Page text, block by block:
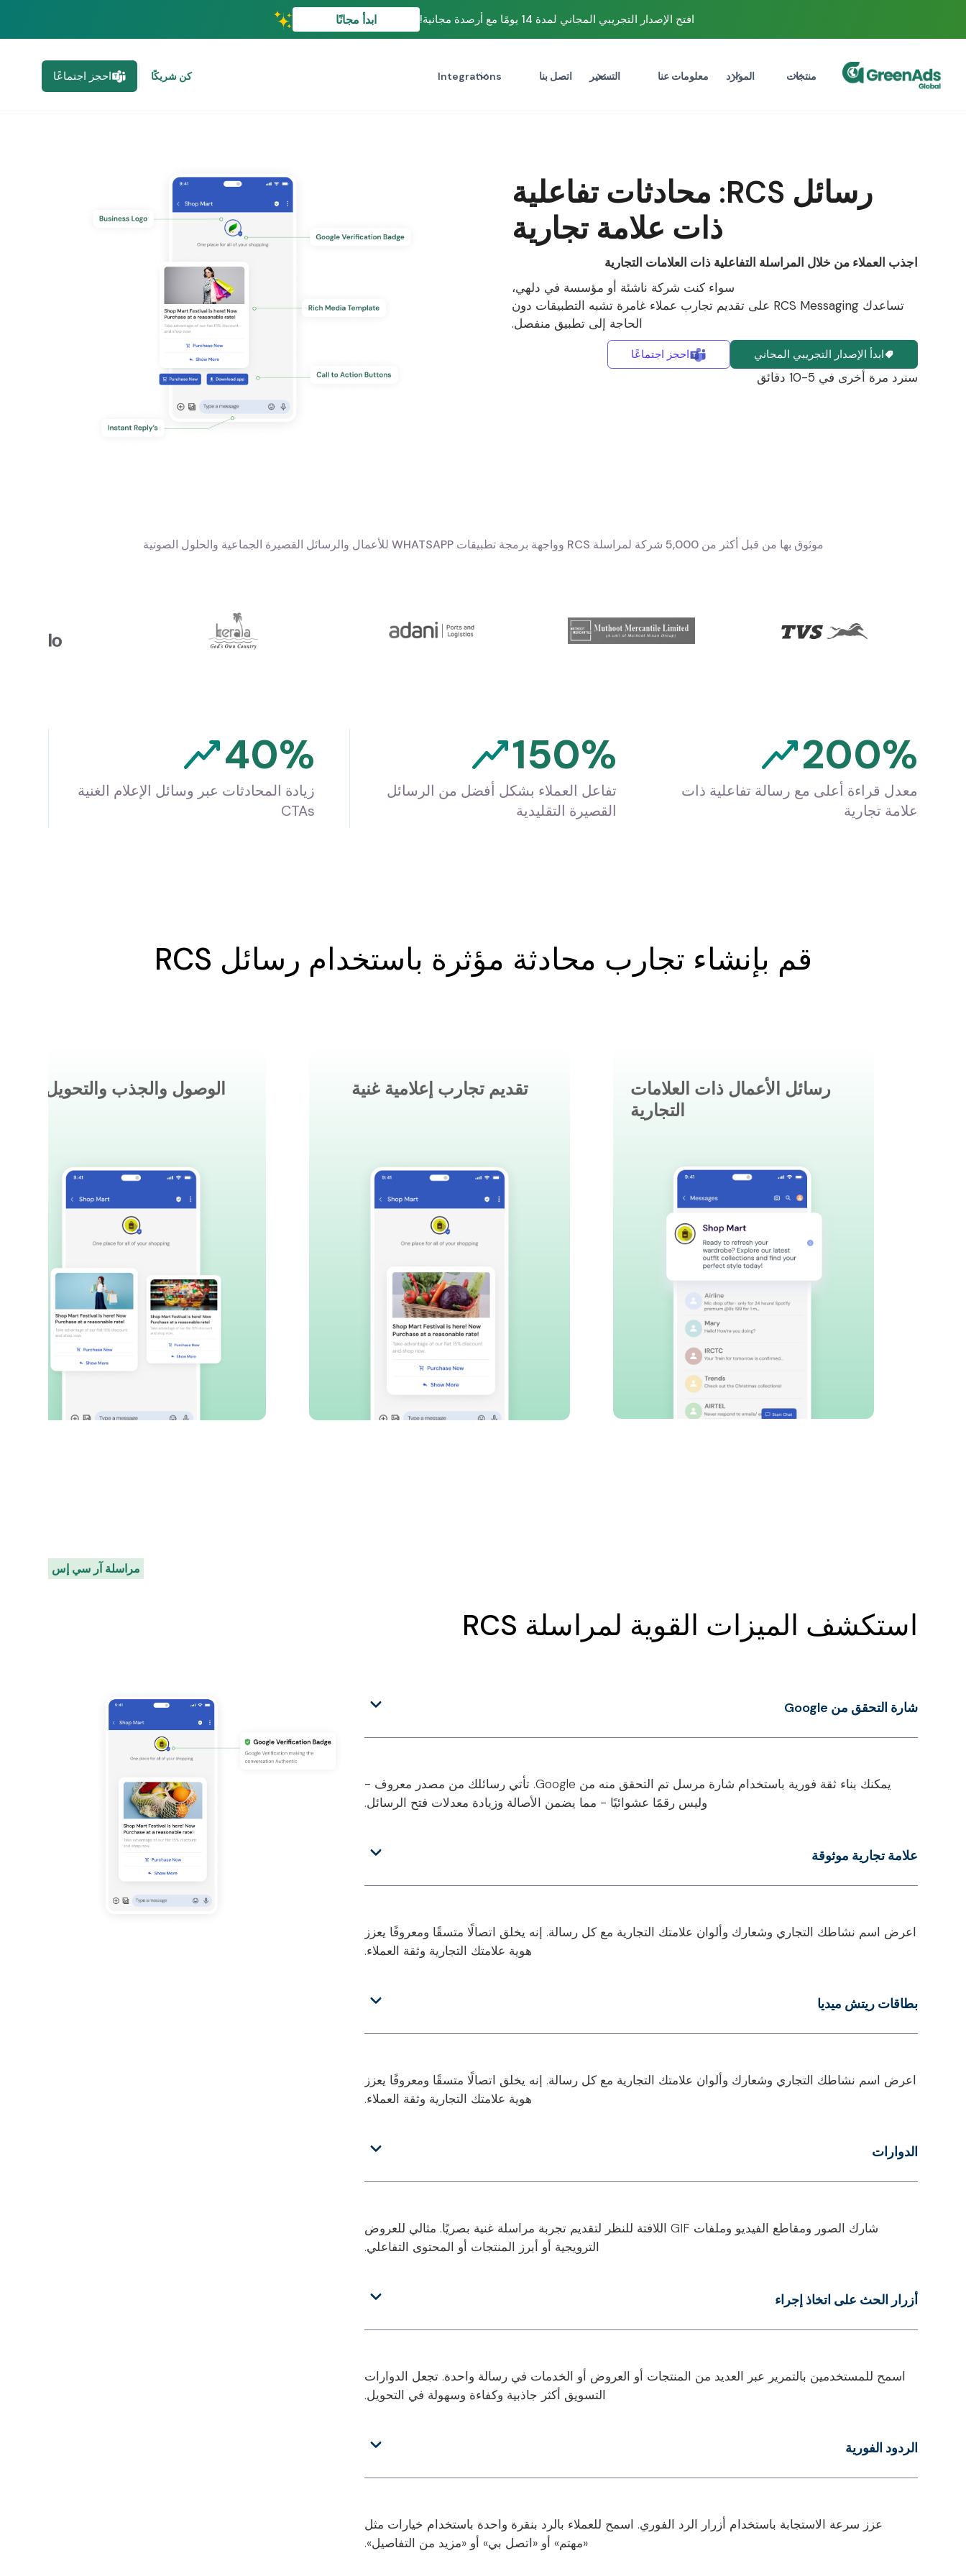
افتح الإصدار التجريبي المجاني لمدة 14 يومًا مع أرصدة مجانية! ابدأ مجانًا
منتجات الموارد معلومات عنا التسعير اتصل بنا Integrations كن شريكًا احجز اجتماعًا
رسائل RCS: محادثات تفاعلية
ذات علامة تجارية
اجذب العملاء من خلال المراسلة التفاعلية ذات العلامات التجارية
سواء كنت شركة ناشئة أو مؤسسة في دلهي،
تساعدك RCS Messaging على تقديم تجارب عملاء غامرة تشبه التطبيقات دون
الحاجة إلى تطبيق منفصل.
ابدأ الإصدار التجريبي المجاني احجز اجتماعًا
سنرد مرة أخرى في 5-10 دقائق
موثوق بها من قبل أكثر من 5,000 شركة لمراسلة RCS وواجهة برمجة تطبيقات WHATSAPP للأعمال والرسائل القصيرة الجماعية والحلول الصوتية
200%
معدل قراءة أعلى مع رسالة تفاعلية ذات
علامة تجارية
150%
تفاعل العملاء بشكل أفضل من الرسائل
القصيرة التقليدية
40%
زيادة المحادثات عبر وسائل الإعلام الغنية
CTAs
قم بإنشاء تجارب محادثة مؤثرة باستخدام رسائل RCS
رسائل الأعمال ذات العلامات
التجارية
تقديم تجارب إعلامية غنية الوصول والجذب والتحويل
مراسلة آر سي إس
استكشف الميزات القوية لمراسلة RCS
شارة التحقق من Google
يمكنك بناء ثقة فورية باستخدام شارة مرسل تم التحقق منه من Google. تأتي رسائلك من مصدر معروف -
وليس رقمًا عشوائيًا - مما يضمن الأصالة وزيادة معدلات فتح الرسائل.
علامة تجارية موثوقة
اعرض اسم نشاطك التجاري وشعارك وألوان علامتك التجارية مع كل رسالة. إنه يخلق اتصالًا متسقًا ومعروفًا يعزز
هوية علامتك التجارية وثقة العملاء.
بطاقات ريتش ميديا
اعرض اسم نشاطك التجاري وشعارك وألوان علامتك التجارية مع كل رسالة. إنه يخلق اتصالًا متسقًا ومعروفًا يعزز
هوية علامتك التجارية وثقة العملاء.
الدوارات
شارك الصور ومقاطع الفيديو وملفات GIF اللافتة للنظر لتقديم تجربة مراسلة غنية بصريًا. مثالي للعروض
الترويجية أو أبرز المنتجات أو المحتوى التفاعلي.
أزرار الحث على اتخاذ إجراء
اسمح للمستخدمين بالتمرير عبر العديد من المنتجات أو العروض أو الخدمات في رسالة واحدة. تجعل الدوارات
التسويق أكثر جاذبية وكفاءة وسهولة في التحويل.
الردود الفورية
عزز سرعة الاستجابة باستخدام أزرار الرد الفوري. اسمح للعملاء بالرد بنقرة واحدة باستخدام خيارات مثل
«مهتم» أو «اتصل بي» أو «مزيد من التفاصيل».